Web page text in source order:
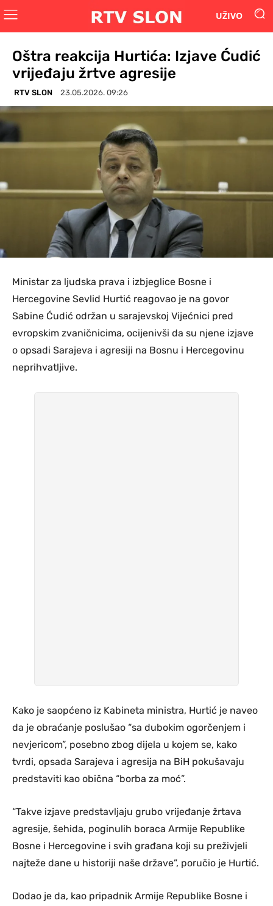
UŽIVO
Oštra reakcija Hurtića: Izjave Ćudić
vrijeđaju žrtve agresije
RTV SLON 23.05.2026. 09:26
Ministar za ljudska prava i izbjeglice Bosne i
Hercegovine Sevlid Hurtić reagovao je na govor
Sabine Ćudić održan u sarajevskoj Vijećnici pred
evropskim zvaničnicima, ocijenivši da su njene izjave
o opsadi Sarajeva i agresiji na Bosnu i Hercegovinu
neprihvatljive.
Kako je saopćeno iz Kabineta ministra, Hurtić je naveo
da je obraćanje poslušao “sa dubokim ogorčenjem i
nevjericom”, posebno zbog dijela u kojem se, kako
tvrdi, opsada Sarajeva i agresija na BiH pokušavaju
predstaviti kao obična “borba za moć”.
“Takve izjave predstavljaju grubo vrijeđanje žrtava
agresije, šehida, poginulih boraca Armije Republike
Bosne i Hercegovine i svih građana koji su preživjeli
najteže dane u historiji naše države”, poručio je Hurtić.
Dodao je da, kao pripadnik Armije Republike Bosne i